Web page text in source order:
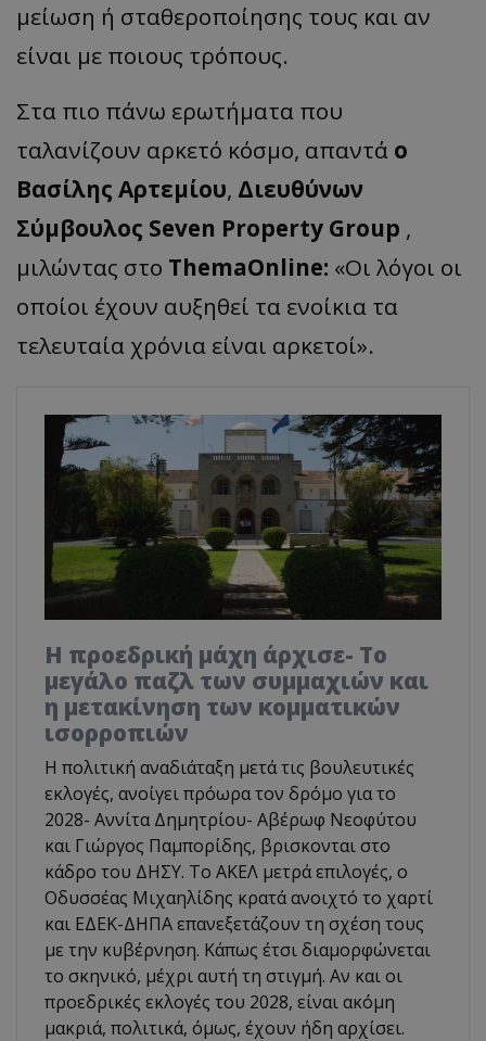
μείωση ή σταθεροποίησης τους και αν
είναι με ποιους τρόπους.
Στα πιο πάνω ερωτήματα που
ταλανίζουν αρκετό κόσμο, απαντά ο
Βασίλης Αρτεμίου, Διευθύνων
Σύμβουλος Seven Property Group ,
μιλώντας στο ThemaOnline: «Οι λόγοι οι
οποίοι έχουν αυξηθεί τα ενοίκια τα
τελευταία χρόνια είναι αρκετοί».
Η προεδρική μάχη άρχισε- Το
μεγάλο παζλ των συμμαχιών και
η μετακίνηση των κομματικών
ισορροπιών
Η πολιτική αναδιάταξη μετά τις βουλευτικές
εκλογές, ανοίγει πρόωρα τον δρόμο για το
2028- Αννίτα Δημητρίου- Αβέρωφ Νεοφύτου
και Γιώργος Παμπορίδης, βρισκονται στο
κάδρο του ΔΗΣΥ. Το ΑΚΕΛ μετρά επιλογές, ο
Οδυσσέας Μιχαηλίδης κρατά ανοιχτό το χαρτί
και ΕΔΕΚ-ΔΗΠΑ επανεξετάζουν τη σχέση τους
με την κυβέρνηση. Κάπως έτσι διαμορφώνεται
το σκηνικό, μέχρι αυτή τη στιγμή. Αν και οι
προεδρικές εκλογές του 2028, είναι ακόμη
μακριά, πολιτικά, όμως, έχουν ήδη αρχίσει.